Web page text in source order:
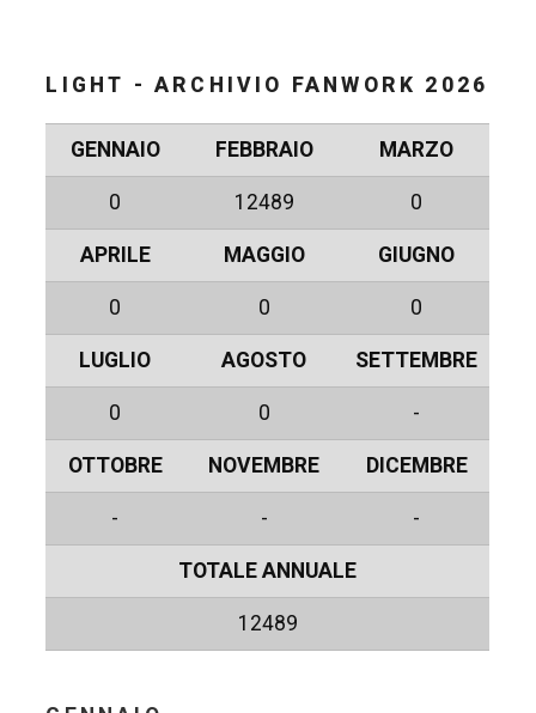
LIGHT - ARCHIVIO FANWORK 2026
GENNAIO FEBBRAIO MARZO
0 12489 0
APRILE MAGGIO GIUGNO
0 0 0
LUGLIO AGOSTO SETTEMBRE
0 0 -
OTTOBRE NOVEMBRE DICEMBRE
- - -
TOTALE ANNUALE
12489